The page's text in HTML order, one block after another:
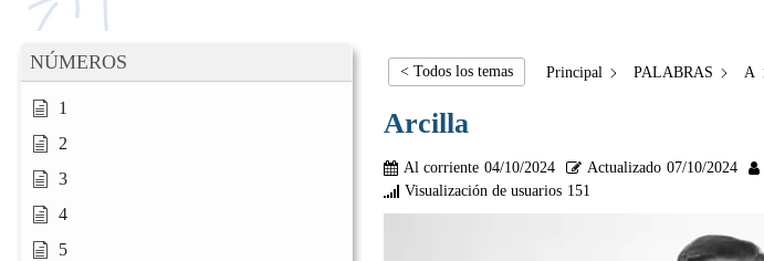
NÚMEROS
1
2
3
4
5
< Todos los temas Principal PALABRAS A
Arcilla
Al corriente 04/10/2024 Actualizado 07/10/2024
Visualización de usuarios 151